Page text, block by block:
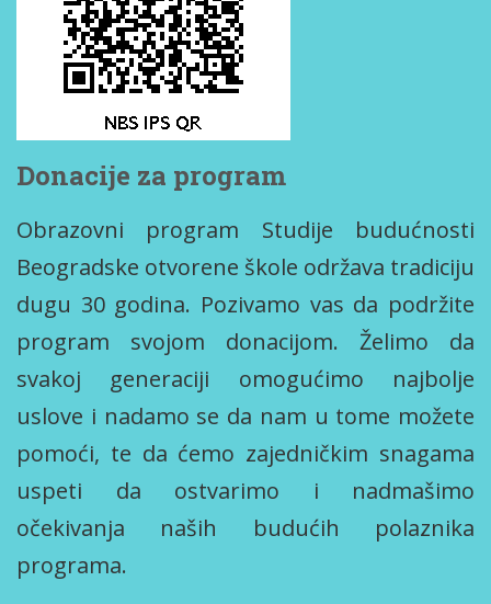
Donacije za program
Obrazovni program Studije budućnosti
Beogradske otvorene škole održava tradiciju
dugu 30 godina. Pozivamo vas da podržite
program svojom donacijom. Želimo da
svakoj generaciji omogućimo najbolje
uslove i nadamo se da nam u tome možete
pomoći, te da ćemo zajedničkim snagama
uspeti da ostvarimo i nadmašimo
očekivanja naših budućih polaznika
programa.